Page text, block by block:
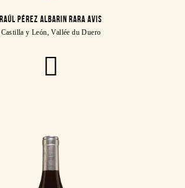
RAÚL PÉREZ ALBARIN RARA AVIS
Castilla y León, Vallée du Duero